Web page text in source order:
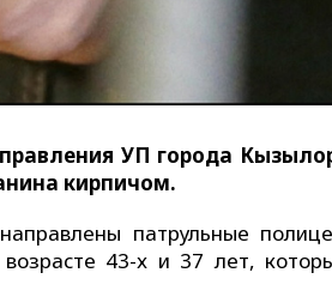
УП города
кирпичом.
патрульные
43-х и 37 лет,